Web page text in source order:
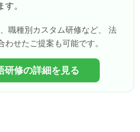
す。
職種別カスタム研修など、 法
わせたご提案も可能です。
研修の詳細を見る